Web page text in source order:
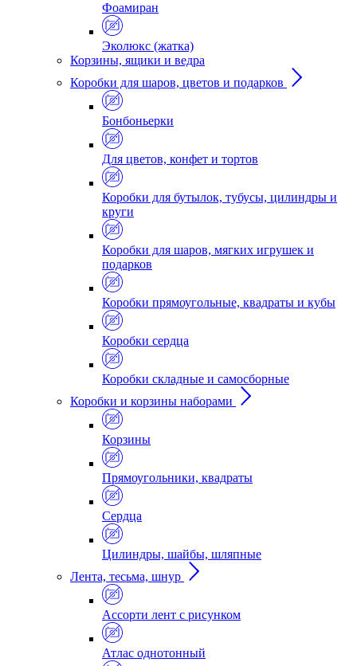
Фоамиран
Эколюкс (жатка)
Корзины, ящики и ведра
Коробки для шаров, цветов и подарков
Бонбоньерки
Для цветов, конфет и тортов
Коробки для бутылок, тубусы, цилиндры и
круги
Коробки для шаров, мягких игрушек и
подарков
Коробки прямоугольные, квадраты и кубы
Коробки сердца
Коробки складные и самосборные
Коробки и корзины наборами
Корзины
Прямоугольники, квадраты
Сердца
Цилиндры, шайбы, шляпные
Лента, тесьма, шнур
Ассорти лент с рисунком
Атлас однотонный